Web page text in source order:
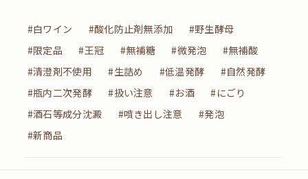
#白ワイン #酸化防止剤無添加
#野生酵母
#限定品
#王冠 #無補糖 #微発泡
#無補酸
#清澄剤不使用
#生詰め #低温発酵
#自然発酵
#瓶内二次発酵
#扱い注意 #お酒
#にごり
#酒石等成分沈澱
#噴き出し注意
#発泡
#新商品